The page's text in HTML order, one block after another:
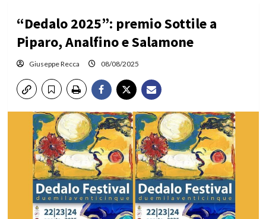
“Dedalo 2025”: premio Sottile a
Piparo, Analfino e Salamone
Giuseppe Recca 08/08/2025